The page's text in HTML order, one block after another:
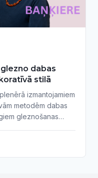
dabas
stilā
izmantojamiem
metodēm dabas
gleznošanas
vingrinājumus,